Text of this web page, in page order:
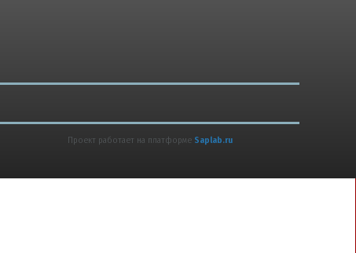
Проект работает на платформе Saplab.ru